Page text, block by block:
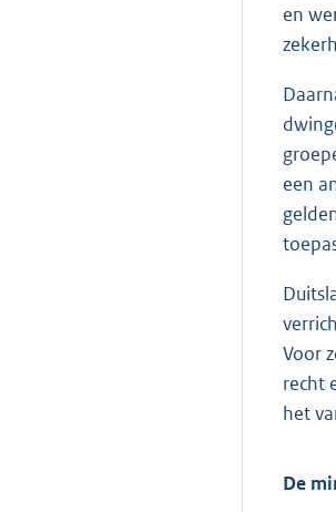
en
een
Voor
recht
het
De